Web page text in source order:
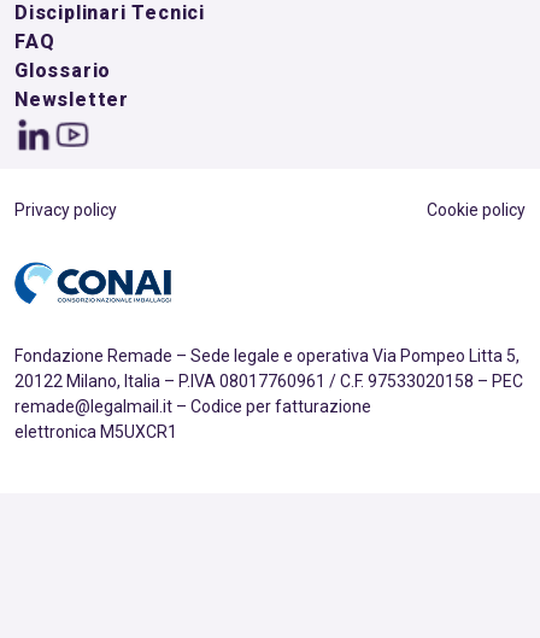
Disciplinari Tecnici
FAQ
Glossario
Newsletter
Privacy policy Cookie policy
Fondazione Remade – Sede legale e operativa Via Pompeo Litta 5,
20122 Milano, Italia – P.IVA 08017760961 / C.F. 97533020158 – PEC
remade@legalmail.it – Codice per fatturazione
elettronica M5UXCR1